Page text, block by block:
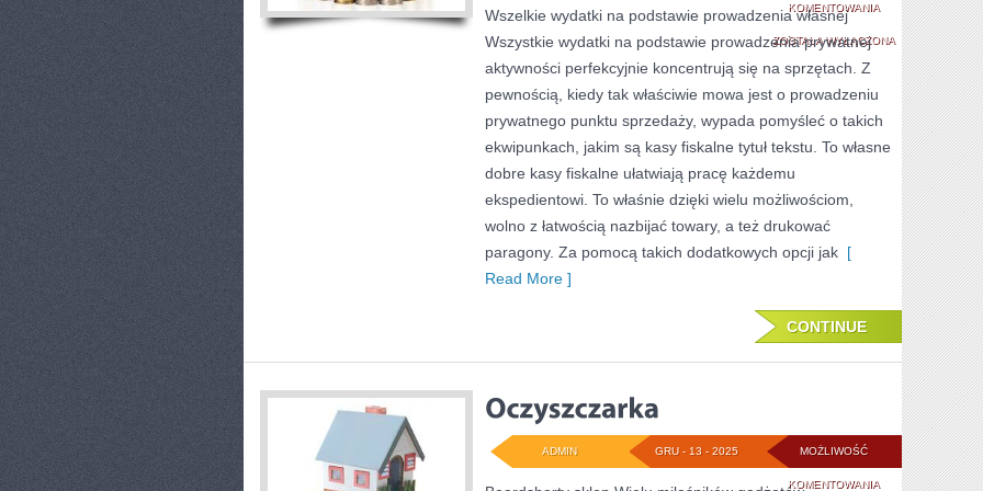
KOMENTOWANIAKAŻDY
ZADAJE
SOBIE
PYTANIE
WSZELKIE
ELEKTRONICZNE
UPROSZCZENIEM
ZOSTAŁA WYŁĄCZONA
Wszelkie wydatki na podstawie prowadzenia własnej
Wszystkie wydatki na podstawie prowadzenia prywatnej
aktywności perfekcyjnie koncentrują się na sprzętach. Z
pewnością, kiedy tak właściwie mowa jest o prowadzeniu
prywatnego punktu sprzedaży, wypada pomyśleć o takich
ekwipunkach, jakim są kasy fiskalne tytuł tekstu. To własne
dobre kasy fiskalne ułatwiają pracę każdemu
ekspedientowi. To właśnie dzięki wielu możliwościom,
wolno z łatwością nazbijać towary, a też drukować
paragony. Za pomocą takich dodatkowych opcji jak [
Read More ]
CONTINUE
MOŻLIWOŚĆ
KOMENTOWANIAOCZYSZCZARKA
GRU - 13 - 2025
ADMIN